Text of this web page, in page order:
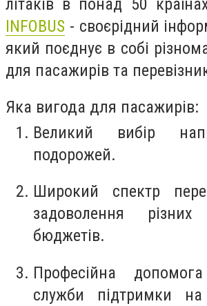
літаків в понад 50
INFOBUS - своєрідний
який поєднує в собі
для пасажирів та
Яка вигода для пасажирів:
Великий вибір
подорожей.
Широкий спектр
задоволення
бюджетів.
Професійна допомога
служби підтримки на